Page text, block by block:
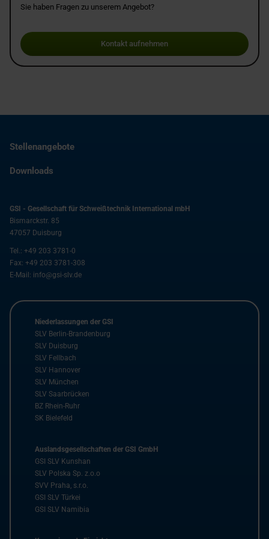
Sie haben Fragen zu unserem Angebot?
Kontakt aufnehmen
Stellenangebote
Downloads
GSI - Gesellschaft für Schweißtechnik International mbH
Bismarckstr. 85
47057 Duisburg
Tel.: +49 203 3781-0
Fax: +49 203 3781-308
E-Mail: info@gsi-slv.de
Niederlassungen der GSI
SLV Berlin-Brandenburg
SLV Duisburg
SLV Fellbach
SLV Hannover
SLV München
SLV Saarbrücken
BZ Rhein-Ruhr
SK Bielefeld
Auslandsgesellschaften der GSI GmbH
GSI SLV Kunshan
SLV Polska Sp. z.o.o
SVV Praha, s.r.o.
GSI SLV Türkei
GSI SLV Namibia